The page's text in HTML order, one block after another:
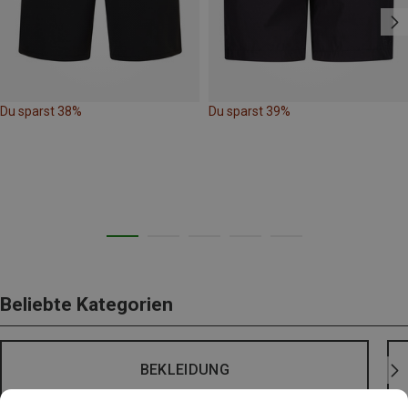
Du sparst 38% Du sparst 39%
Beliebte Kategorien
BEKLEIDUNG